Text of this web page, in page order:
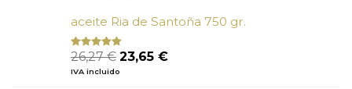
aceite Ria de Santoña 750 gr.
Valorado
con
5
26,27€ El
precio
23,65 €El
IVA incluido